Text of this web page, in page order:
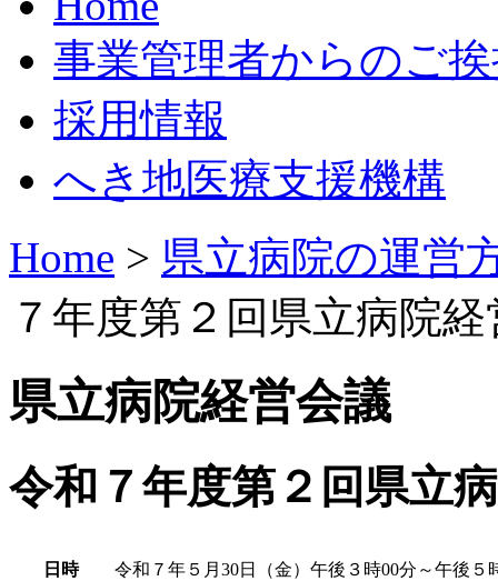
事業管理者からのご
採用情報
へき地医療支援機構
Home > 県立病院の運営
７年度第２回県立病院
県立病院経営会議
令和７年度第２回県立
日時 令和７年５月30日（金）午後３時00分～午後５